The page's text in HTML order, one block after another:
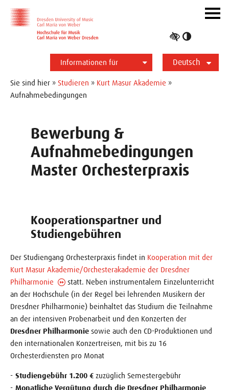
Informationen für
Studierende
Bewerber*innen
International
Presse
Alumni
Deutsch
ein-/
Sie sind hier » Studieren » Kurt Masur Akademie »
Aufnahmebedingungen
Bewerbung &
Aufnahmebedingungen
Master Orchesterpraxis
Kooperationspartner und
Studiengebühren
Der Studiengang Orchesterpraxis findet in Kooperation mit der
Kurt Masur Akademie/Orchesterakademie der Dresdner
Philharmonie
statt. Neben instrumentalem Einzelunterricht
an der Hochschule (in der Regel bei lehrenden Musikern der
Dresdner Philharmonie) beinhaltet das Studium die Teilnahme
an der intensiven Probenarbeit und den Konzerten der
Dresdner Philharmonie sowie auch den CD-Produktionen und
den internationalen Konzertreisen, mit bis zu 16
Orchesterdiensten pro Monat
Studiengebühr 1.200 € zuzüglich Semestergebühr
Monatliche Vergütung durch die Dresdner Philharmonie